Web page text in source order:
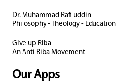
Dr. Muhammad Rafi uddin
Philosophy - Theology - Education
Give up Riba
An Anti Riba Movement
Our Apps